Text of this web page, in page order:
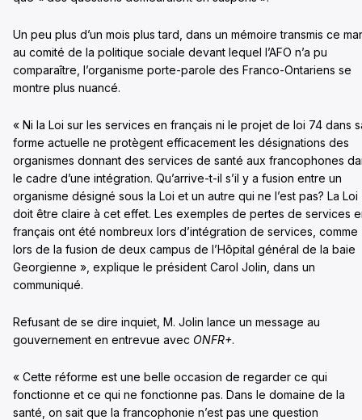
Un peu plus d’un mois plus tard, dans un mémoire transmis ce
au comité de la politique sociale devant lequel l’AFO n’a pu
comparaître, l’organisme porte-parole des Franco-Ontariens se
montre plus nuancé.
« Ni la Loi sur les services en français ni le projet de loi 74 dans
forme actuelle ne protègent efficacement les désignations des
organismes donnant des services de santé aux francophones
le cadre d’une intégration. Qu’arrive-t-il s’il y a fusion entre un
organisme désigné sous la Loi et un autre qui ne l’est pas? La Loi
doit être claire à cet effet. Les exemples de pertes de services
français ont été nombreux lors d’intégration de services, comme
lors de la fusion de deux campus de l’Hôpital général de la baie
Georgienne », explique le président Carol Jolin, dans un
communiqué.
Refusant de se dire inquiet, M. Jolin lance un message au
gouvernement en entrevue avec ONFR+.
« Cette réforme est une belle occasion de regarder ce qui
fonctionne et ce qui ne fonctionne pas. Dans le domaine de la
santé, on sait que la francophonie n’est pas une question